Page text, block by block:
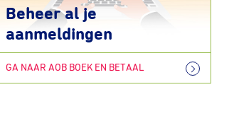
Beheer al je
aanmeldingen
GA NAAR AOB BOEK EN BETAAL